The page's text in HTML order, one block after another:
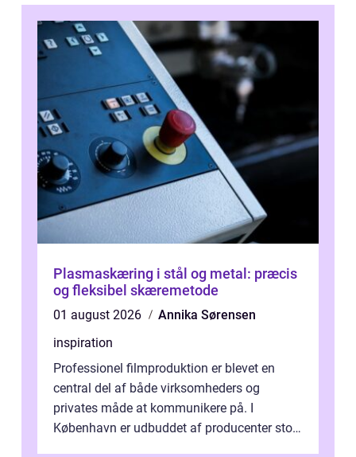
Plasmaskæring i stål og metal: præcis
og fleksibel skæremetode
01 august 2026
Annika Sørensen
inspiration
Professionel filmproduktion er blevet en
central del af både virksomheders og
privates måde at kommunikere på. I
København er udbuddet af producenter stort,